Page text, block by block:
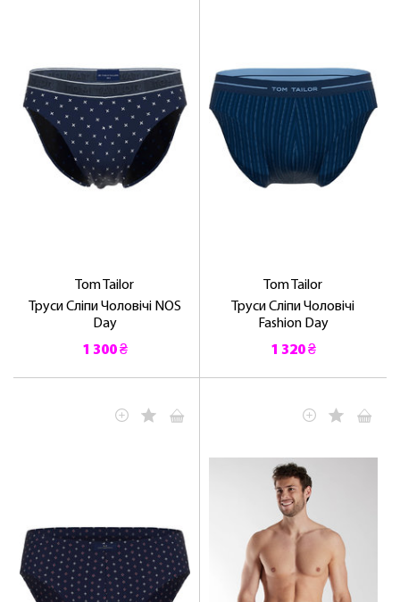
Tom Tailor
Труси Сліпи Чоловічі NOS
Day
1 300 ₴
Tom Tailor
Труси Сліпи Чоловічі
Fashion Day
1 320 ₴